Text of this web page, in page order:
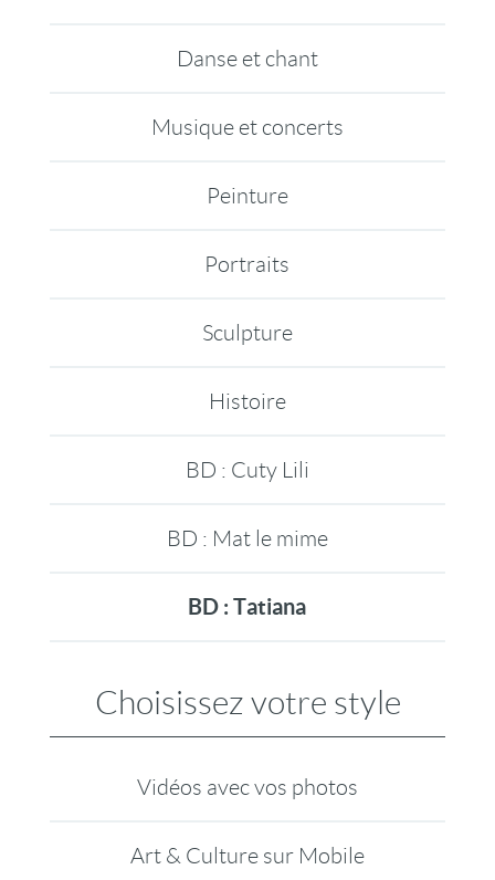
Danse et chant
Musique et concerts
Peinture
Portraits
Sculpture
Histoire
BD : Cuty Lili
BD : Mat le mime
BD : Tatiana
Choisissez votre style
Vidéos avec vos photos
Art & Culture sur Mobile